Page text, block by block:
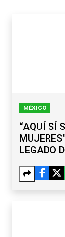
MÉXICO
“AQUÍ SÍ
LEGADO